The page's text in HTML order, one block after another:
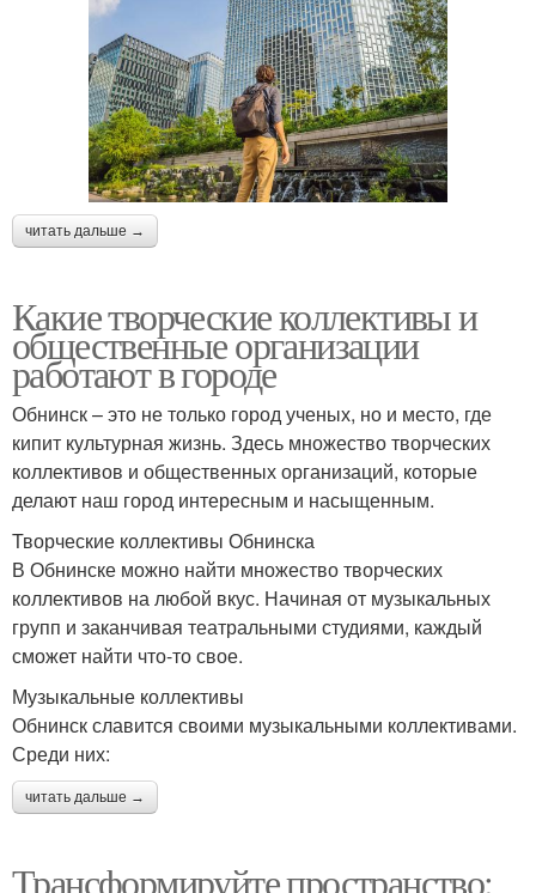
читать дальше →
Какие творческие коллективы и
общественные организации
работают в городе
Обнинск – это не только город ученых, но и место, где
кипит культурная жизнь. Здесь множество творческих
коллективов и общественных организаций, которые
делают наш город интересным и насыщенным.
Творческие коллективы Обнинска
В Обнинске можно найти множество творческих
коллективов на любой вкус. Начиная от музыкальных
групп и заканчивая театральными студиями, каждый
сможет найти что-то свое.
Музыкальные коллективы
Обнинск славится своими музыкальными коллективами.
Среди них:
читать дальше →
Трансформируйте пространство: